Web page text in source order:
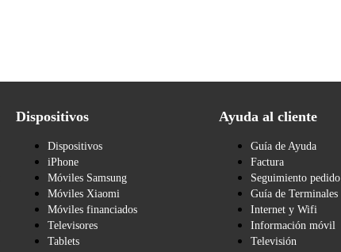
Dispositivos
Dispositivos
iPhone
Móviles Samsung
Móviles Xiaomi
Móviles financiados
Televisores
Tablets
Ayuda al cliente
Guía de Ayuda
Factura
Seguimiento pedido
Guía de Terminales
Internet y Wifi
Información móvil
Televisión